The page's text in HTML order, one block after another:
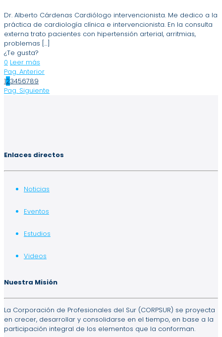
Dr. Alberto Cárdenas Cardiólogo intervencionista. Me dedico a la
práctica de cardiología clínica e intervencionista. En la consulta
externa trato pacientes con hipertensión arterial, arritmias,
problemas […]
¿Te gusta?
0 Leer más
Pag. Anterior
123456789
Pag. Siguiente
Enlaces directos
Noticias
Eventos
Estudios
Videos
Nuestra Misión
La Corporación de Profesionales del Sur (CORPSUR) se proyecta
en crecer, desarrollar y consolidarse en el tiempo, en base a la
participación integral de los elementos que la conforman.